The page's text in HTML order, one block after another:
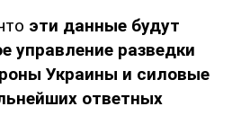
эти данные будут
управление разведки
Украины и силовые
ответных